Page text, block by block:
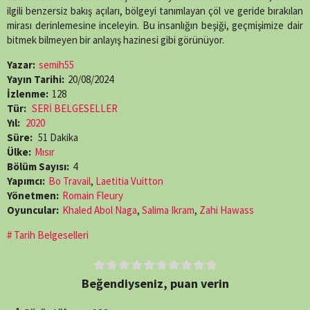
ilgili benzersiz bakış açıları, bölgeyi tanımlayan çöl ve geride bırakılan
mirası derinlemesine inceleyin. Bu insanlığın beşiği, geçmişimize dair
bitmek bilmeyen bir anlayış hazinesi gibi görünüyor.
Yazar: semih55
Yayın Tarihi: 20/08/2024
İzlenme: 128
Tür: SERİ BELGESELLER
Yıl: 2020
Süre: 51 Dakika
Ülke: Mısır
Bölüm Sayısı: 4
Yapımcı: Bo Travail, Laetitia Vuitton
Yönetmen: Romain Fleury
Oyuncular: Khaled Abol Naga, Salima Ikram, Zahi Hawass
Tarih Belgeselleri
Beğendiyseniz, puan verin